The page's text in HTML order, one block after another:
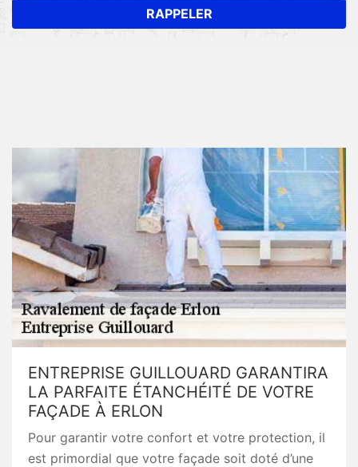
ENTREPRISE GUILLOUARD GARANTIRA
LA PARFAITE ÉTANCHÉITÉ DE VOTRE
FAÇADE À ERLON
Pour garantir votre confort et votre protection, il
est primordial que votre façade soit doté d’une